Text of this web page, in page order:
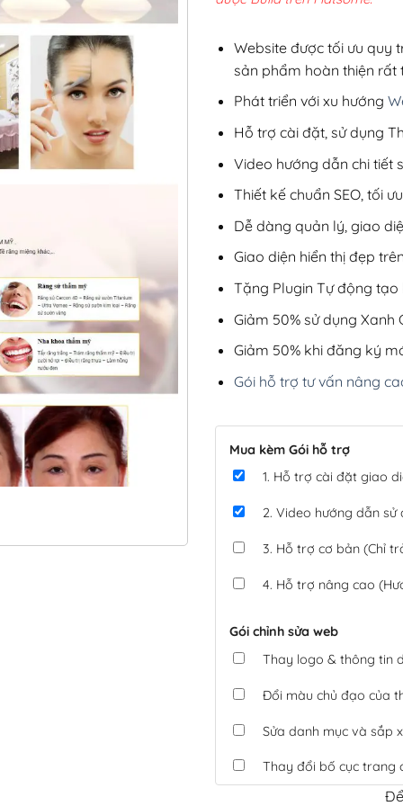
Website được tối ưu quy
sản phẩm hoàn thiện rất
Phát triển với xu hướng
Hỗ trợ cài đặt, sử dụng
Video hướng dẫn chi tiết
Thiết kế chuẩn SEO, tối
Dễ dàng quản lý, giao
Giao diện hiển thị đẹp
Tặng Plugin Tự động tạo
Giảm 50% sử dụng Xanh
Giảm 50% khi đăng ký
Gói hỗ trợ tư vấn nâng
Mua kèm Gói hỗ trợ
1. Hỗ trợ cài đặt giao
2. Video hướng dẫn
3. Hỗ trợ cơ bản (Chỉ
4. Hỗ trợ nâng cao
Gói chỉnh sửa web
Thay logo & thông tin
Đổi màu chủ đạo của
Sửa danh mục và sắp
Thay đổi bố cục trang
Tích hợp thanh toán